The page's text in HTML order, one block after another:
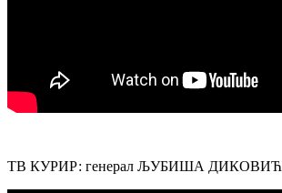
ТВ КУРИР: генерал ЉУБИША ДИКОВИЋ